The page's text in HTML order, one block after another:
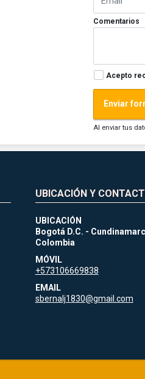
Comentarios
Acepto
Enviar
Al enviar tus
UBICACIÓN Y
UBICACIÓN
Bogotá D.C. -
Colombia
MÓVIL
+573106669838
EMAIL
sbernalj1830@gmail.com